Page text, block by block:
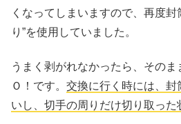
くなってしまいますので、再度封
り”を使用していました。
うまく剥がれなかったら、そのま
Ｏ！です。 交換に行く時には、封
いし、切手の周りだけ切り取った